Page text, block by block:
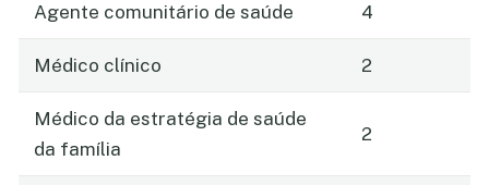
Agente comunitário de saúde 4
Médico clínico 2
Médico da estratégia de saúde
da família
2